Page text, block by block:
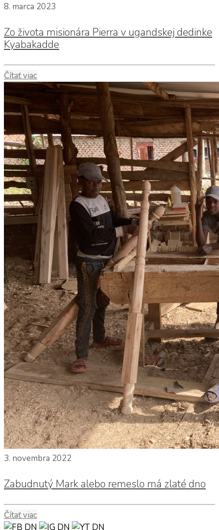
8. marca 2023
Zo života misionára Pierra v ugandskej dedinke
Kyabakadde
Čítať viac
3. novembra 2022
Zabudnutý Mark alebo remeslo má zlaté dno
Čítať viac